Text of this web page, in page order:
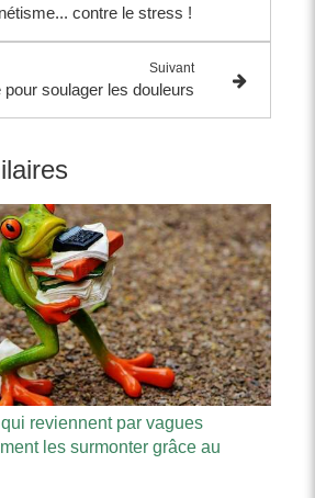
contre le stress !
Suivant
soulager les douleurs
reviennent par vagues
les surmonter grâce au